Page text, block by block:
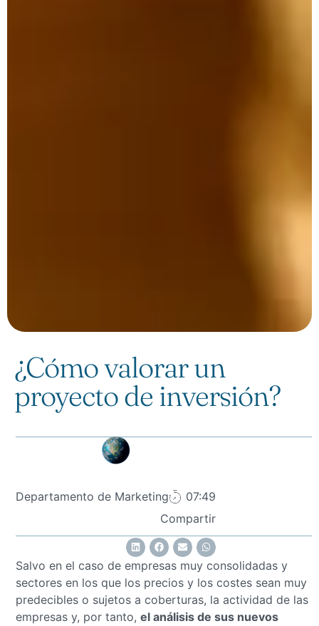
¿Cómo valorar un
proyecto de inversión?
Departamento de Marketing
07:49
Compartir
Salvo en el caso de empresas muy consolidadas y
sectores en los que los precios y los costes sean muy
predecibles o sujetos a coberturas, la actividad de las
empresas y, por tanto, el análisis de sus nuevos